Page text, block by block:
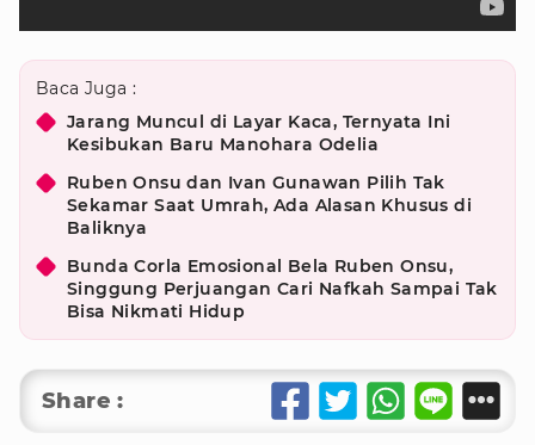
Baca Juga :
Jarang Muncul di Layar Kaca, Ternyata Ini
Kesibukan Baru Manohara Odelia
Ruben Onsu dan Ivan Gunawan Pilih Tak
Sekamar Saat Umrah, Ada Alasan Khusus di
Baliknya
Bunda Corla Emosional Bela Ruben Onsu,
Singgung Perjuangan Cari Nafkah Sampai Tak
Bisa Nikmati Hidup
Share :